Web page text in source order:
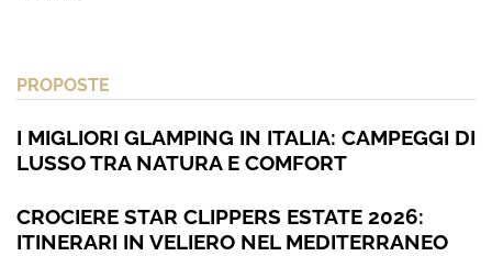
PROPOSTE
I MIGLIORI GLAMPING IN ITALIA: CAMPEGGI DI
LUSSO TRA NATURA E COMFORT
CROCIERE STAR CLIPPERS ESTATE 2026:
ITINERARI IN VELIERO NEL MEDITERRANEO